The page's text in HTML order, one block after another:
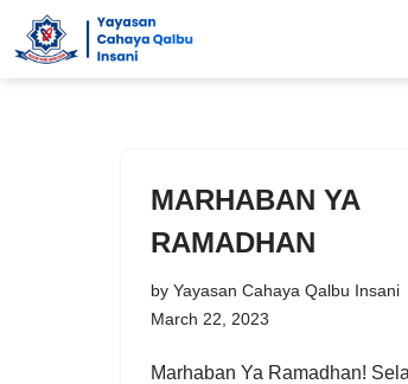
Skip
MARHABAN YA
RAMADHAN
by Yayasan Cahaya Qalbu Insani
March 22, 2023
Marhaban Ya Ramadhan!